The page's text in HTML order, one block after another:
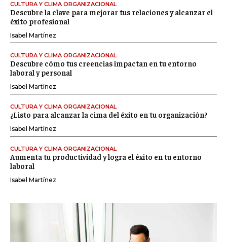
CULTURA Y CLIMA ORGANIZACIONAL
Descubre la clave para mejorar tus relaciones y alcanzar el
éxito profesional
Isabel Martínez
CULTURA Y CLIMA ORGANIZACIONAL
Descubre cómo tus creencias impactan en tu entorno
laboral y personal
Isabel Martínez
CULTURA Y CLIMA ORGANIZACIONAL
¿Listo para alcanzar la cima del éxito en tu organización?
Isabel Martínez
CULTURA Y CLIMA ORGANIZACIONAL
Aumenta tu productividad y logra el éxito en tu entorno
laboral
Isabel Martínez